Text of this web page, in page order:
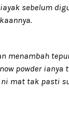
sebelum
menambah
powder ianya
mat tak pasti